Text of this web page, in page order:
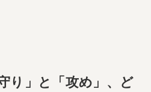
り」と「攻め」、ど